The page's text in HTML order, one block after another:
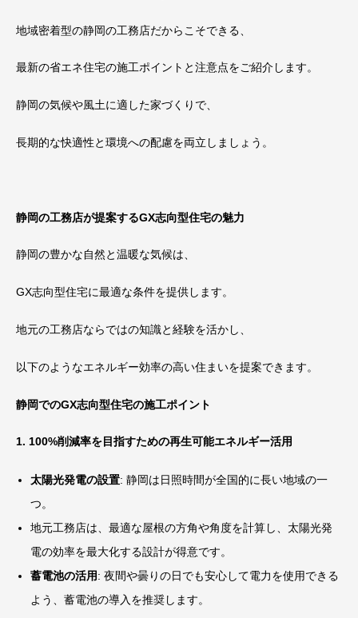
地域密着型の静岡の工務店だからこそできる、
最新の省エネ住宅の施工ポイントと注意点をご紹介します。
静岡の気候や風土に適した家づくりで、
長期的な快適性と環境への配慮を両立しましょう。
静岡の工務店が提案するGX志向型住宅の魅力
静岡の豊かな自然と温暖な気候は、
GX志向型住宅に最適な条件を提供します。
地元の工務店ならではの知識と経験を活かし、
以下のようなエネルギー効率の高い住まいを提案できます。
静岡でのGX志向型住宅の施工ポイント
1. 100%削減率を目指すための再生可能エネルギー活用
太陽光発電の設置: 静岡は日照時間が全国的に長い地域の一
つ。
地元工務店は、最適な屋根の方角や角度を計算し、太陽光発
電の効率を最大化する設計が得意です。
蓄電池の活用: 夜間や曇りの日でも安心して電力を使用できる
よう、蓄電池の導入を推奨します。